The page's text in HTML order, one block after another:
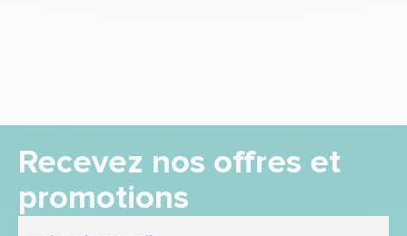
Recevez nos offres et
promotions